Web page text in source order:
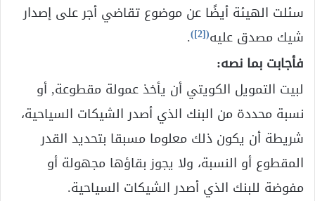
سئلت الهيئة أيضًا عن موضوع تقاضي أجر على إصدار
شيك مصدق عليه(
[2]
)
.
فأجابت بما نصه:
لبيت التمويل الكويتي أن يأخذ عمولة مقطوعة, أو
نسبة محددة من البنك الذي أصدر الشيكات السياحية،
شريطة أن يكون ذلك معلوما مسبقا بتحديد القدر
المقطوع أو النسبة، ولا يجوز بقاؤها مجهولة أو
مفوضة للبنك الذي أصدر الشيكات السياحية.